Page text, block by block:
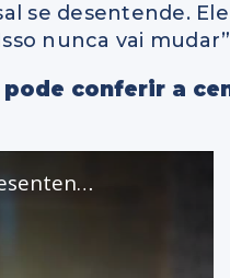
se desentende.
nunca vai
conferir a